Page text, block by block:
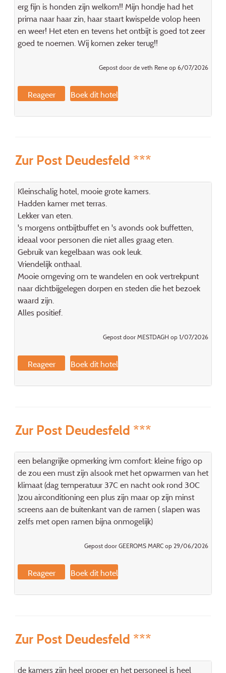
erg fijn is honden zijn welkom!! Mijn hondje had het
prima naar haar zin, haar staart kwispelde volop heen
en weer! Het eten en tevens het ontbijt is goed tot zeer
goed te noemen. Wij komen zeker terug!!
Gepost door de veth Rene op 6/07/2026
Reageer Boek dit hotel
Zur Post Deudesfeld ***
Kleinschalig hotel, mooie grote kamers.
Hadden kamer met terras.
Lekker van eten.
's morgens ontbijtbuffet en 's avonds ook buffetten,
ideaal voor personen die niet alles graag eten.
Gebruik van kegelbaan was ook leuk.
Vriendelijk onthaal.
Mooie omgeving om te wandelen en ook vertrekpunt
naar dichtbijgelegen dorpen en steden die het bezoek
waard zijn.
Alles positief.
Gepost door MESTDAGH op 1/07/2026
Reageer Boek dit hotel
Zur Post Deudesfeld ***
een belangrijke opmerking ivm comfort: kleine frigo op
de zou een must zijn alsook met het opwarmen van het
klimaat (dag temperatuur 37C en nacht ook rond 30C
)zou airconditioning een plus zijn maar op zijn minst
screens aan de buitenkant van de ramen ( slapen was
zelfs met open ramen bijna onmogelijk)
Gepost door GEEROMS MARC op 29/06/2026
Reageer Boek dit hotel
Zur Post Deudesfeld ***
de kamers zijn heel proper en het personeel is heel